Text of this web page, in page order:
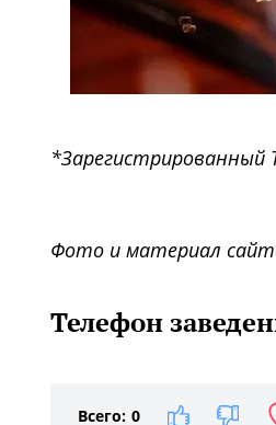
*Зарегистрированный
Фото и материал
Телефон
Всего: 0